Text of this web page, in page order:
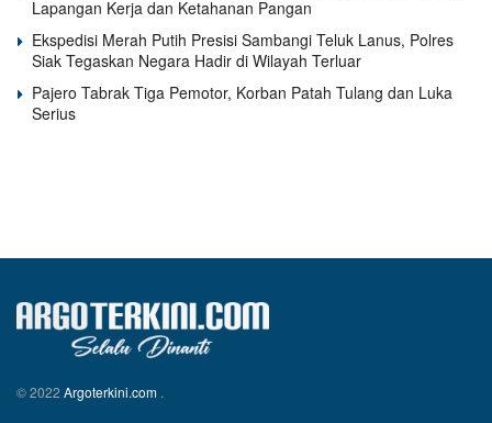
Lapangan Kerja dan Ketahanan Pangan
Ekspedisi Merah Putih Presisi Sambangi Teluk Lanus, Polres
Siak Tegaskan Negara Hadir di Wilayah Terluar
Pajero Tabrak Tiga Pemotor, Korban Patah Tulang dan Luka
Serius
© 2022 Argoterkini.com .